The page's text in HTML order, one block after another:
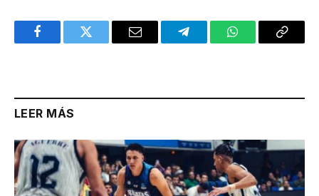
FacebookTwitter Email TelegramWhatsAppCopy
LEER MÁS